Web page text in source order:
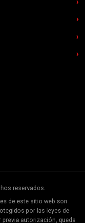
reservados.
de este sitio web son
por las leyes de
autorización, queda